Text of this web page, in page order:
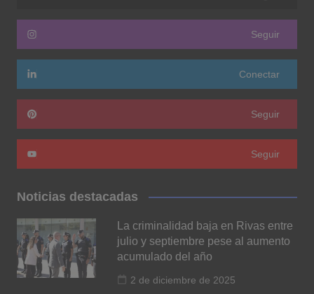
Seguir
Conectar
Seguir
Seguir
Noticias destacadas
La criminalidad baja en Rivas entre
julio y septiembre pese al aumento
acumulado del año
2 de diciembre de 2025